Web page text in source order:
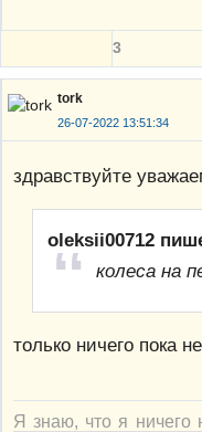
3
tork
26-07-2022 13:51:34
здравствуйте
oleksii00712
колеса на
только ничего пока
Я знаю, что я ничего